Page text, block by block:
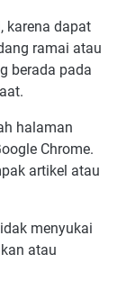
karena dapat
ramai atau
berada pada
halaman
Chrome.
artikel atau
menyukai
atau